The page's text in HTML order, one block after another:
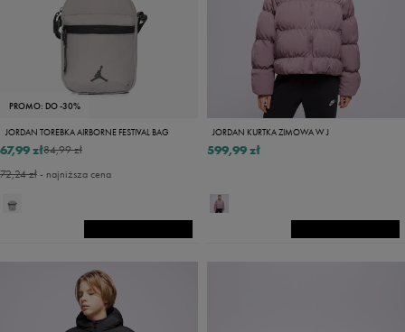
PROMO: DO -30%
JORDAN TOREBKA AIRBORNE FESTIVAL BAG
84,99 zł
67,99 zł
72,24 zł- najniższa cena
JORDAN KURTKA ZIMOWA W J
599,99 zł